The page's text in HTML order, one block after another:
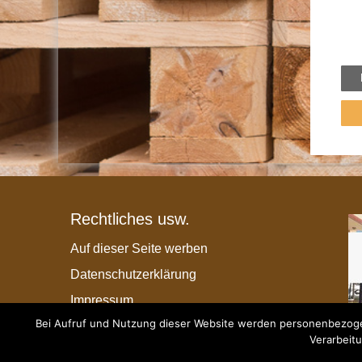
Rechtliches usw.
Auf dieser Seite werben
Datenschutzerklärung
Impressum
Bei Aufruf und Nutzung dieser Website werden